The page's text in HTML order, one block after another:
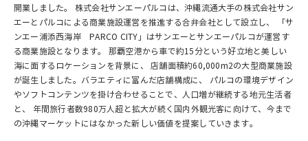
開業しました。 株式会社サンエーパルコは、沖縄流通大手の株式会社サン
エーとパルコによる商業施設運営を推進する合弁会社として設立し、 「サ
ンエー浦添西海岸 PARCO CITY」はサンエーとサンエーパルコが運営す
る商業施設となります。 那覇空港から車で約15分という好立地と美しい
海に面するロケーションを背景に、 店舗面積約60,000m2の大型商業施設
が誕生しました。バラエティに富んだ店舗構成に、 パルコの環境デザイン
やソフトコンテンツを掛け合わせることで、人口増が継続する地元生活者
と、 年間旅行者数980万人超と拡大が続く国内外観光客に向けて、今まで
の沖縄マーケットにはなかった新しい価値を提案していきます。